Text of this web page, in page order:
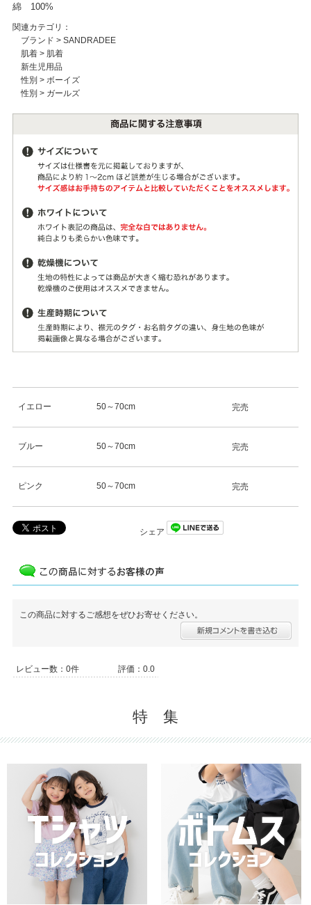
綿 100%
関連カテゴリ：
ブランド > SANDRADEE
肌着> 肌着
新生児用品
性別 > ボーイズ
性別 > ガールズ
イエロー 50～70cm 完売
ブルー 50～70cm 完売
ピンク 50～70cm 完売
シェア
この商品に対するご感想をぜひお寄せください。
レビュー数：0件 評価：0.0
特 集